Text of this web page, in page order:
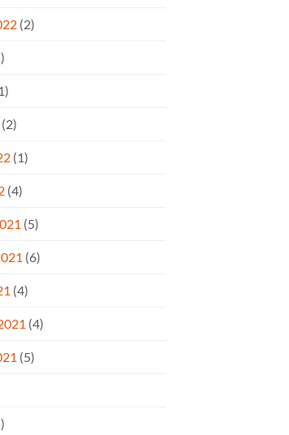
(2)
(2)
(1)
(4)
(5)
(6)
(4)
(4)
(5)